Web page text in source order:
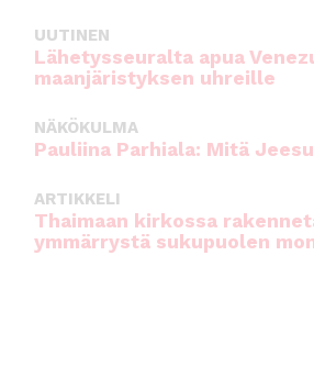
UUTINEN
Lähetysseuralta apua
maanjäristyksen uhreille
NÄKÖKULMA
Pauliina Parhiala: Mitä
ARTIKKELI
Thaimaan kirkossa
ymmärrystä sukupuolen